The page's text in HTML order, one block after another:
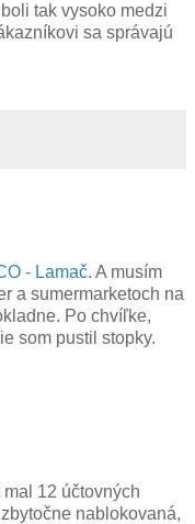
tak vysoko medzi
sa správajú
- Lamač. A musím
a sumermarketoch na
Po chvíľke,
som pustil stopky.
12 účtovných
nablokovaná,